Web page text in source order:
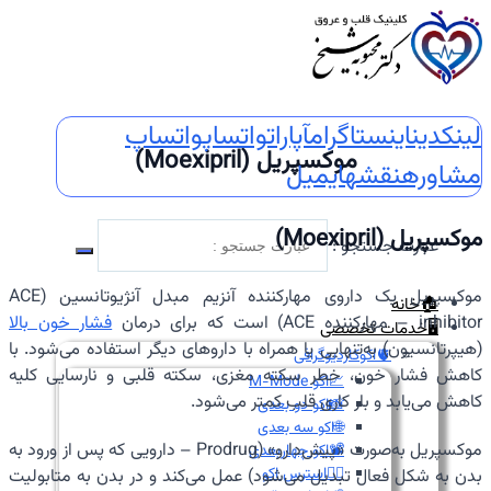
لینکدیناینستاگرامآپاراتواتساپواتساپ
مشاورهنقشهایمیل
عبارت جستجو :
🏠خانه
🖥️خدمات تخصصی
🫀اکوکاردیوگرافی
📈اکو M-Mode
📸اکو دو بعدی
🌐اکو سه بعدی
📽️اکو چهاربعدی
🏃‍♀️استرس اکو
موکسپریل (Moexipril)
موکسپریل (Moexipril)
موکسپریل یک داروی مهارکننده آنزیم مبدل آنژیوتانسین (ACE
inhibitor – مهارکننده ACE) است که برای درمان
فشار خون بالا
(هیپرتانسیون) به‌تنهایی یا همراه با داروهای دیگر استفاده می‌شود. با
کاهش فشار خون، خطر سکته مغزی، سکته قلبی و نارسایی کلیه
کاهش می‌یابد و بار کاری قلب کمتر می‌شود.
موکسپریل به‌صورت «پیش‌دارو» (Prodrug – دارویی که پس از ورود به
بدن به شکل فعال تبدیل می‌شود) عمل می‌کند و در بدن به متابولیت